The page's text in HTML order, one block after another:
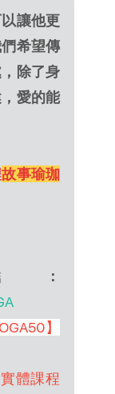
讓他更
希望傳
除了身
愛的能
故事瑜珈
：
】
體課程